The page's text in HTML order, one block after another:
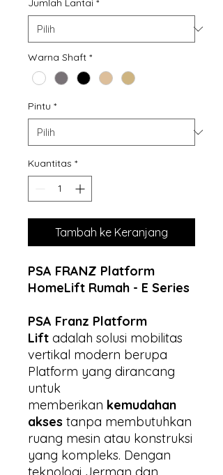
Jumlah Lantai *
Warna Shaft *
Pintu *
Kuantitas *
Tambah ke Keranjang
PSA FRANZ Platform
HomeLift Rumah - E Series
PSA Franz Platform
Lift adalah solusi mobilitas
vertikal modern berupa
Platform yang dirancang
untuk
memberikan kemudahan
akses tanpa membutuhkan
ruang mesin atau konstruksi
yang kompleks. Dengan